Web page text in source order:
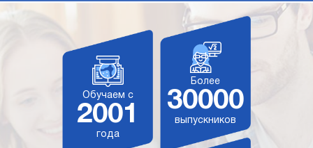
Обучаем с
2001
года
Более
30000
выпускников